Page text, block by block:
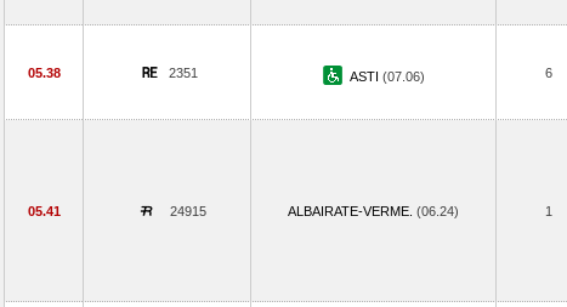
05.38 2351 ASTI (07.06) 6
05.41 24915 ALBAIRATE-VERME. (06.24) 1